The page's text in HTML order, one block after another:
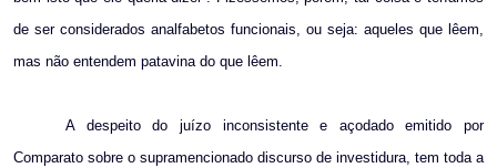
de ser considerados analfabetos funcionais, ou seja: aqueles que lêem,
mas não entendem patavina do que lêem.
A despeito do juízo inconsistente e açodado emitido por
Comparato sobre o supramencionado discurso de investidura, tem toda a